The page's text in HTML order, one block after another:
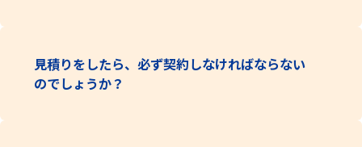
見積りをしたら、必ず契約しなければならない
のでしょうか？